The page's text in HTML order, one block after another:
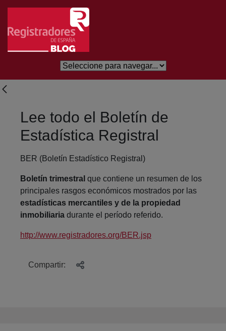
Salta al contingut principal
Lee todo el Boletín de
Estadística Registral
BER (Boletín Estadístico Registral)
Boletín trimestral que contiene un resumen de los
principales rasgos económicos mostrados por las
estadísticas mercantiles y de la propiedad
inmobiliaria durante el período referido.
http://www.registradores.org/BER.jsp
Compartir: